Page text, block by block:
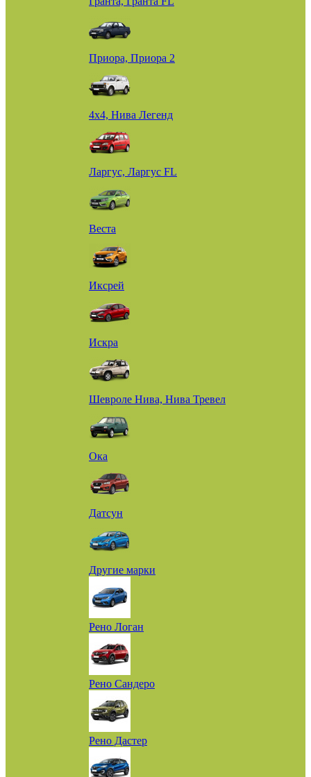
Приора, Приора 2
4х4, Нива Легенд
Ларгус, Ларгус FL
Веста
Иксрей
Искра
Шевроле Нива, Нива Тревел
Ока
Датсун
Другие марки
Рено Логан
Рено Сандеро
Рено Дастер